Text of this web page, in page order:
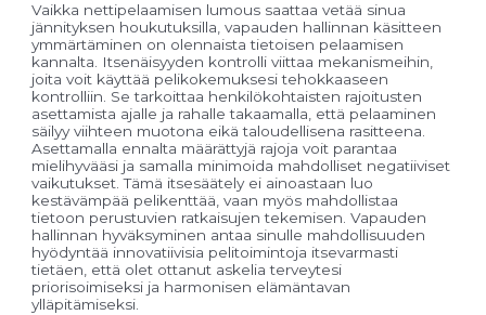
Vaikka nettipelaamisen lumous saattaa vetää sinua
jännityksen houkutuksilla, vapauden hallinnan käsitteen
ymmärtäminen on olennaista tietoisen pelaamisen
kannalta. Itsenäisyyden kontrolli viittaa mekanismeihin,
joita voit käyttää pelikokemuksesi tehokkaaseen
kontrolliin. Se tarkoittaa henkilökohtaisten rajoitusten
asettamista ajalle ja rahalle takaamalla, että pelaaminen
säilyy viihteen muotona eikä taloudellisena rasitteena.
Asettamalla ennalta määrättyjä rajoja voit parantaa
mielihyvääsi ja samalla minimoida mahdolliset negatiiviset
vaikutukset. Tämä itsesäätely ei ainoastaan luo
kestävämpää pelikenttää, vaan myös mahdollistaa
tietoon perustuvien ratkaisujen tekemisen. Vapauden
hallinnan hyväksyminen antaa sinulle mahdollisuuden
hyödyntää innovatiivisia pelitoimintoja itsevarmasti
tietäen, että olet ottanut askelia terveytesi
priorisoimiseksi ja harmonisen elämäntavan
ylläpitämiseksi.